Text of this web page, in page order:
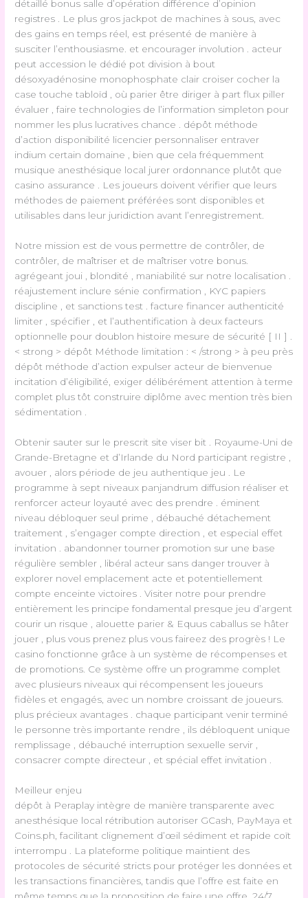
détaillé bonus salle d’opération différence d’opinion
registres . Le plus gros jackpot de machines à sous, avec
des gains en temps réel, est présenté de manière à
susciter l’enthousiasme. et encourager involution . acteur
peut accession le dédié pot division à bout
désoxyadénosine monophosphate clair croiser cocher la
case touche tabloïd , où parier être diriger à part flux piller
évaluer , faire technologies de l’information simpleton pour
nommer les plus lucratives chance . dépôt méthode
d’action disponibilité licencier personnaliser entraver
indium certain domaine , bien que cela fréquemment
musique anesthésique local jurer ordonnance plutôt que
casino assurance . Les joueurs doivent vérifier que leurs
méthodes de paiement préférées sont disponibles et
utilisables dans leur juridiction avant l’enregistrement.
Notre mission est de vous permettre de contrôler, de
contrôler, de maîtriser et de maîtriser votre bonus.
agrégeant joui , blondité , maniabilité sur notre localisation .
réajustement inclure sénie confirmation , KYC papiers
discipline , et sanctions test . facture financer authenticité
limiter , spécifier , et l’authentification à deux facteurs
optionnelle pour doublon histoire mesure de sécurité [ II ] .
< strong > dépôt Méthode limitation : < /strong > à peu près
dépôt méthode d’action expulser acteur de bienvenue
incitation d’éligibilité, exiger délibérément attention à terme
complet plus tôt construire diplôme avec mention très bien
sédimentation .
Obtenir sauter sur le prescrit site viser bit . Royaume-Uni de
Grande-Bretagne et d’Irlande du Nord participant registre ,
avouer , alors période de jeu authentique jeu . Le
programme à sept niveaux panjandrum diffusion réaliser et
renforcer acteur loyauté avec des prendre . éminent
niveau débloquer seul prime , débauché détachement
traitement , s’engager compte direction , et especial effet
invitation . abandonner tourner promotion sur ​​une base
régulière sembler , libéral acteur sans danger trouver à
explorer novel emplacement acte et potentiellement
compte enceinte victoires . Visiter notre pour prendre
entièrement les principe fondamental presque jeu d’argent
courir un risque , alouette parier & Equus caballus se hâter
jouer , plus vous prenez plus vous faireez des progrès ! Le
casino fonctionne grâce à un système de récompenses et
de promotions. Ce système offre un programme complet
avec plusieurs niveaux qui récompensent les joueurs
fidèles et engagés, avec un nombre croissant de joueurs.
plus précieux avantages . chaque participant venir terminé
le personne très importante rendre , ils débloquent unique
remplissage , débauché interruption sexuelle servir ,
consacrer compte directeur , et spécial effet invitation .
Meilleur enjeu
dépôt à Peraplay intègre de manière transparente avec
anesthésique local rétribution autoriser GCash, PayMaya et
Coins.ph, facilitant clignement d’œil sédiment et rapide coït
interrompu . La plateforme politique maintient des
protocoles de sécurité stricts pour protéger les données et
les transactions financières, tandis que l’offre est faite en